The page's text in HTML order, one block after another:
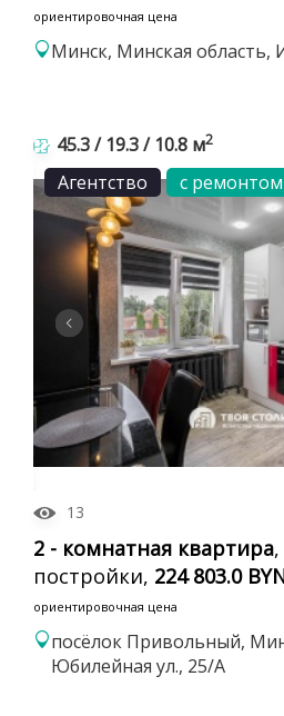
ориентировочная цена
Минск, Минская область,
45.3 / 19.3 / 10.8 м2
Агентство
с ремонтом
13
2 - комнатная квартира
постройки, 224 803.0
ориентировочная цена
посёлок Привольный,
Юбилейная ул., 25/А